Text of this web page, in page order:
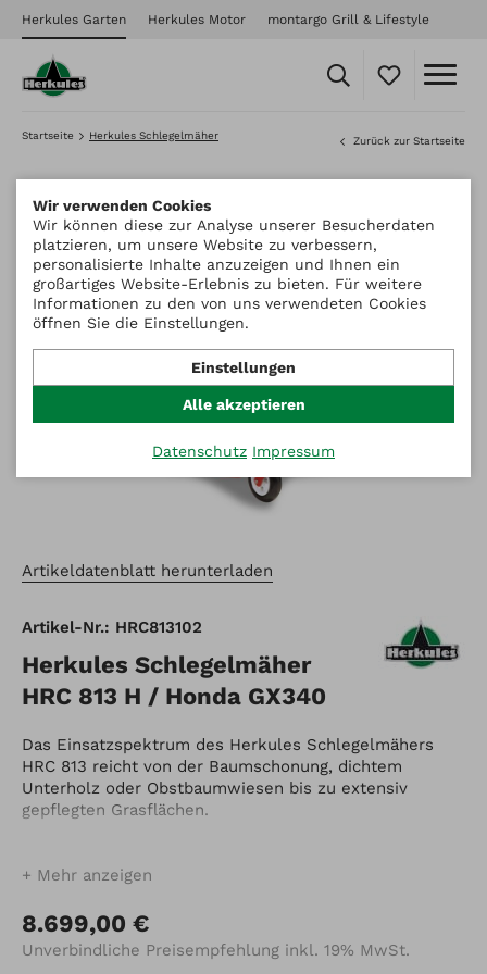
Herkules Garten Herkules Motor montargo Grill & Lifestyle
Startseite Herkules Schlegelmäher Zurück zur Startseite
Artikeldatenblatt herunterladen
Artikel-Nr.: HRC813102
Herkules Schlegelmäher
HRC 813 H / Honda GX340
Das Einsatzspektrum des Herkules Schlegelmähers
HRC 813 reicht von der Baumschonung, dichtem
Unterholz oder Obstbaumwiesen bis zu extensiv
gepflegten Grasflächen.
spurgetreues Mähen. Extremes Gefälle oder starke
gemeistert. Dank Einzelradkupplungen bleibt der
Mäher auch in schwierigem Gelände leicht zu
Manövrieren.
Mehr anzeigen
8.699,00 €
Unverbindliche Preisempfehlung inkl. 19% MwSt.
Wir verwenden Cookies
Wir können diese zur Analyse unserer Besucherdaten
platzieren, um unsere Website zu verbessern,
personalisierte Inhalte anzuzeigen und Ihnen ein
großartiges Website-Erlebnis zu bieten. Für weitere
Informationen zu den von uns verwendeten Cookies
öffnen Sie die Einstellungen.
Einstellungen
Alle akzeptieren
Datenschutz Impressum